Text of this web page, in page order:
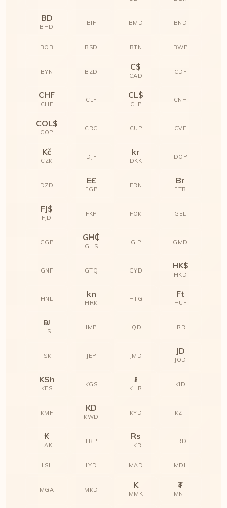
BD
BHD
BIF BMD BND
BOB BSD BTN BWP
BYN BZD C$
CAD
CDF
CHF
CHF
CLF CL$
CLP
CNH
COL$
COP
CRC CUP CVE
Kč
CZK
DJF kr
DKK
DOP
DZD E£
EGP
ERN Br
ETB
FJ$
FJD
FKP FOK GEL
GGP GH₵
GHS
GIP GMD
GNF GTQ GYD HK$
HKD
HNL kn
HRK
HTG Ft
HUF
₪
ILS
IMP IQD IRR
ISK JEP JMD JD
JOD
KSh
KES
KGS ៛
KHR
KID
KMF KD
KWD
KYD KZT
₭
LAK
LBP Rs
LKR
LRD
LSL LYD MAD MDL
MGA MKD K
MMK
₮
MNT